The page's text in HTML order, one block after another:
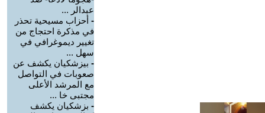
عبدالر ...
- أحزاب مسيحية تحذر
في مذكرة احتجاج من
تغيير ديموغرافي في
سهل ...
- بيزشكيان يكشف عن
صعوبات في التواصل
مع المرشد الأعلى
مجتبى خا ...
- بزشكيان يكشف